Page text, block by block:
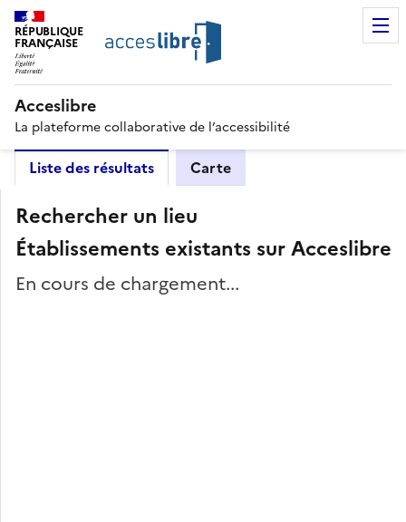
RÉPUBLIQUE
FRANÇAISE
Acceslibre
La plateforme collaborative de l’accessibilité
Liste des résultats Carte
Rechercher un lieu
Établissements existants sur Acceslibre
En cours de chargement...